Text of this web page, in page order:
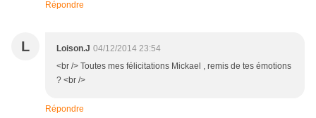
Répondre
L Loison.J 04/12/2014 23:54
<br /> Toutes mes félicitations Mickael , remis de tes émotions
? <br />
Répondre